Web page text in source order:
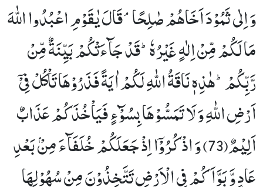
وَ اِلٰى ثَمُوْدَ اَخَاهُمْ صٰلِحًاۘ-قَالَ یٰقَوْمِ اعْبُدُوا اللّٰهَ
مَا لَكُمْ مِّنْ اِلٰهٍ غَیْرُهٗؕ-قَدْ جَآءَتْكُمْ بَیِّنَةٌ مِّنْ
رَّبِّكُمْؕ-هٰذِهٖ نَاقَةُ اللّٰهِ لَكُمْ اٰیَةً فَذَرُوْهَا تَاْكُلْ فِیْۤ
اَرْضِ اللّٰهِ وَ لَا تَمَسُّوْهَا بِسُوْٓءٍ فَیَاْخُذَكُمْ عَذَابٌ
اَلِیْمٌ(73) وَ اذْكُرُوْۤا اِذْ جَعَلَكُمْ خُلَفَآءَ مِنْۢ بَعْدِ
عَادٍ وَّ بَوَّاَكُمْ فِی الْاَرْضِ تَتَّخِذُوْنَ مِنْ سُهُوْلِهَا